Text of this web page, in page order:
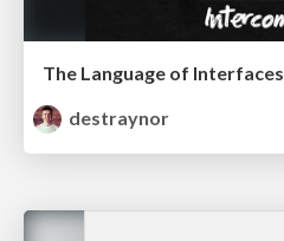
The Language of Interfaces
destraynor